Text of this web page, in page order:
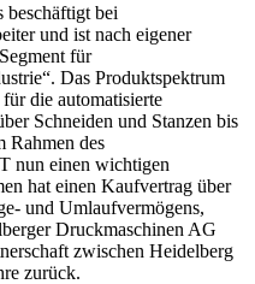
bei
und ist nach eigener
für
Das Produktspektrum
die automatisierte
Schneiden und Stanzen bis
Rahmen des
nun einen wichtigen
hat einen Kaufvertrag über
und Umlaufvermögens,
Druckmaschinen AG
zwischen Heidelberg
zurück.